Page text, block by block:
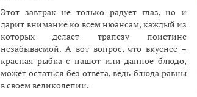
Этот завтрак не только радует глаз, но и
дарит внимание ко всем нюансам, каждый из
которых делает трапезу поистине
незабываемой. А вот вопрос, что вкуснее –
красная рыбка с пашот или данное блюдо,
может остаться без ответа, ведь блюда равны
в своем великолепии.